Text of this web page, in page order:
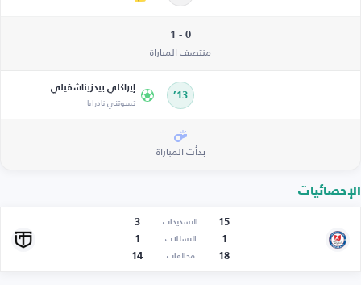
0 - 1
منتصف المباراة
13’
إيراكلي بيدزيناشفيلي
تسوتني نادرايا
بدأت المباراة
الإحصائيات
15 التسديدات
3
1
التسللات
1
18
مخالفات 14